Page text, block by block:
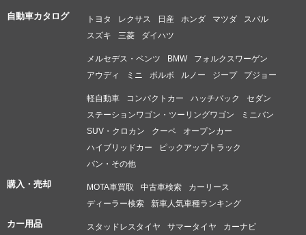
ドライバーの意思でアイドリングストップを作動させない事が可
能です。同様の理由で、他社のようにスピードが時速8キロ以下に
ありませんでした。
ところがMX-30停止直前でエンジン止まっちゃうんですよね。マ
イルドハイブリッドなのでエンジン始動はうるさくはないんです
強化される燃費規制に対応する為、マツダ車全部この仕様になっ
ちゃうんでしょうか？
自動車カタログ トヨタ レクサス 日産 ホンダ マツダ
スバル
スズキ
三菱 ダイハツ
メルセデス・ベンツ BMW
フォルクスワーゲン
アウディ
ミニ ボルボ ルノー ジープ プジョー
軽自動車 コンパクトカー ハッチバック
セダン
ステーションワゴン・ツーリングワゴン
ミニバン
SUV・クロカン
クーペ
オープンカー
ハイブリッドカー
ピックアップトラック
バン・その他
購入・売却 MOTA車買取 中古車検索
カーリース
ディーラー検索
新車人気車種ランキング
カー用品 スタッドレスタイヤ サマータイヤ カーナビ